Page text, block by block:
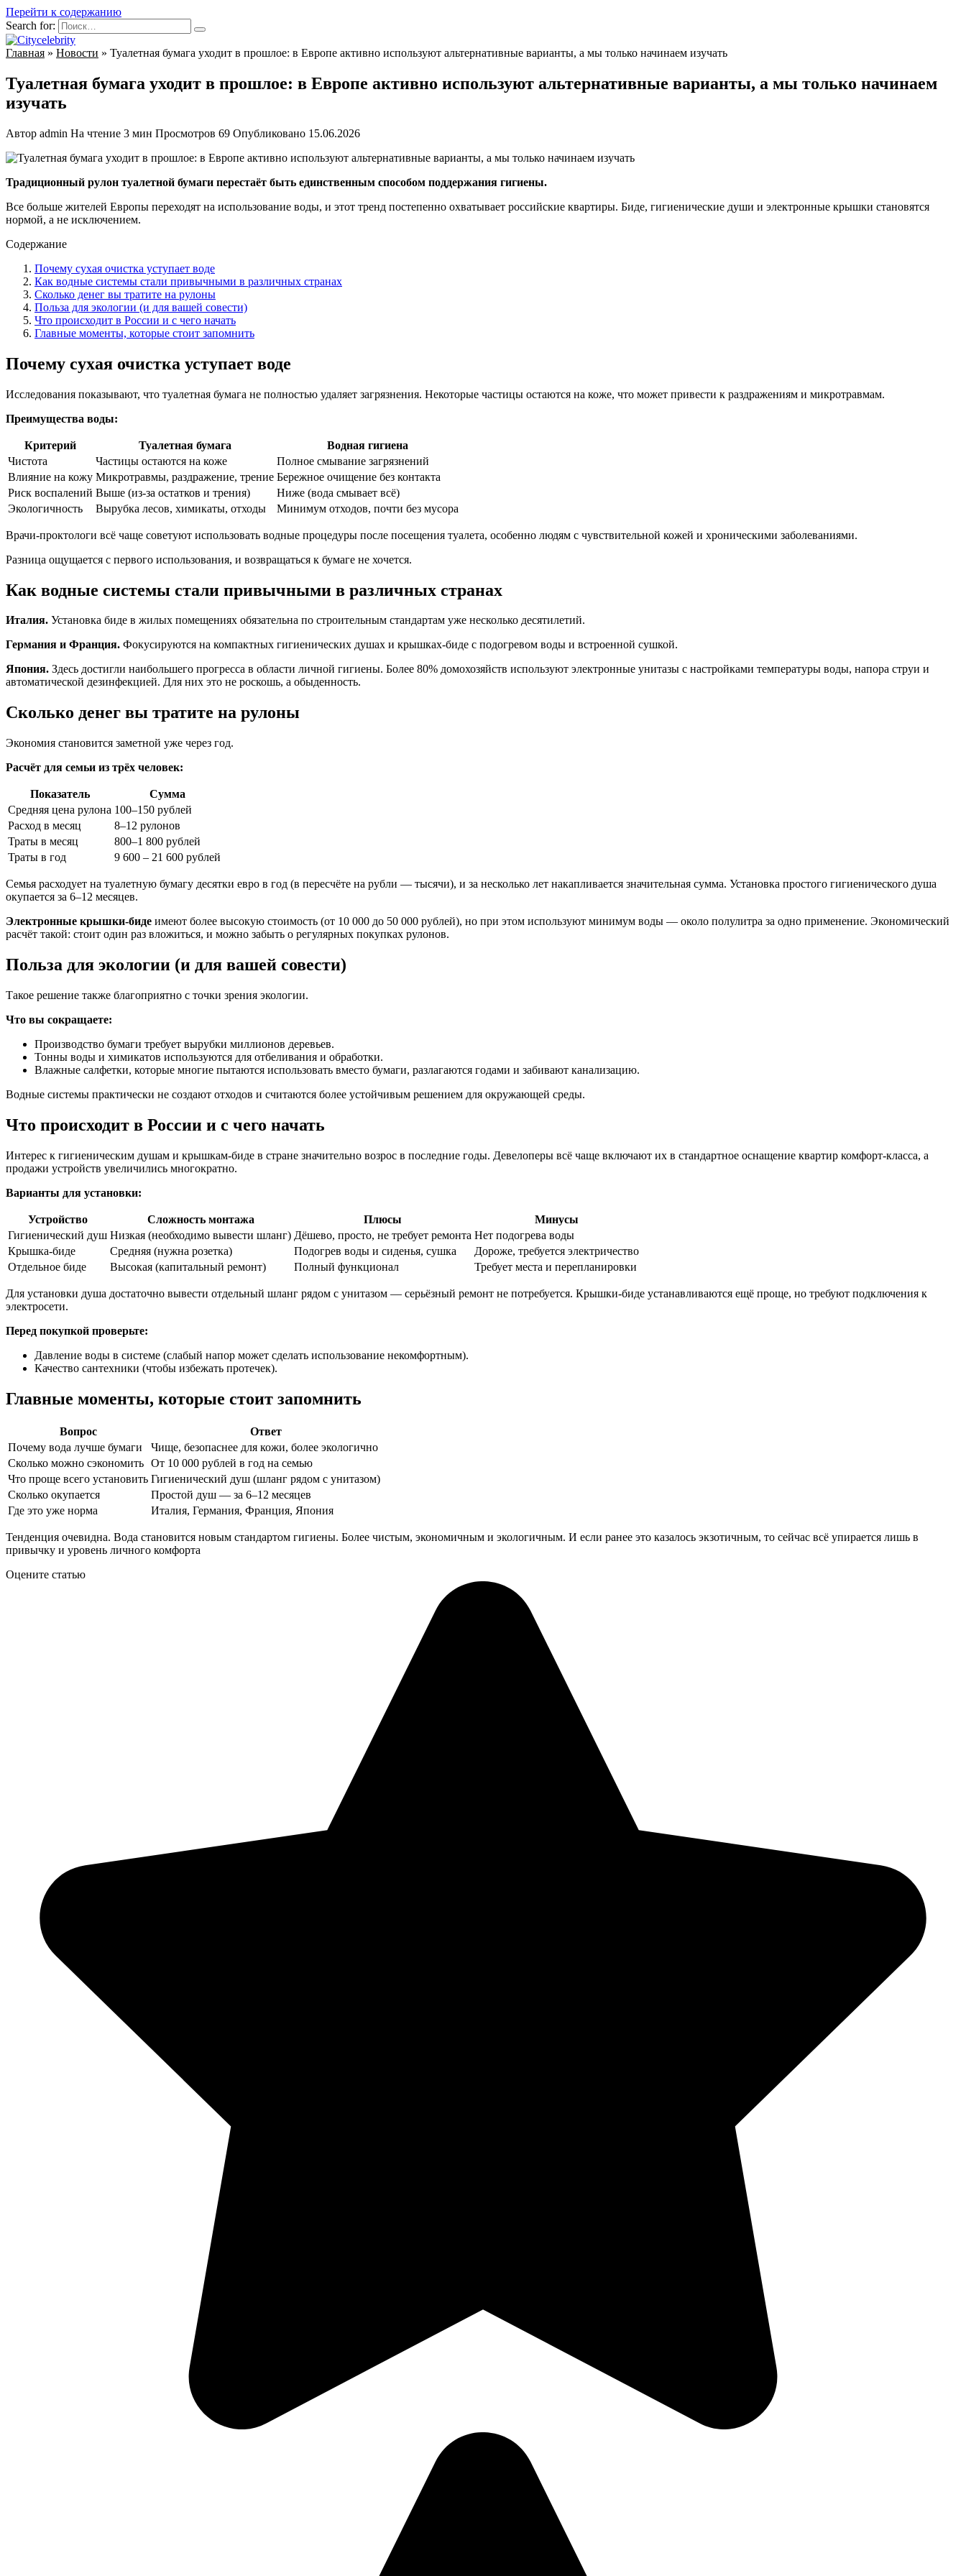
Перейти к содержанию
Search for:
Главная » Новости » Туалетная бумага уходит в прошлое: в Европе активно используют альтернативные варианты, а мы только начинаем изучать
Туалетная бумага уходит в прошлое: в Европе активно используют альтернативные варианты, а мы только начинаем
изучать
Автор admin На чтение 3 мин Просмотров 69 Опубликовано 15.06.2026
Традиционный рулон туалетной бумаги перестаёт быть единственным способом поддержания гигиены.
Все больше жителей Европы переходят на использование воды, и этот тренд постепенно охватывает российские квартиры. Биде, гигиенические души и электронные крышки становятся
нормой, а не исключением.
Содержание
Почему сухая очистка уступает воде
Как водные системы стали привычными в различных странах
Сколько денег вы тратите на рулоны
Польза для экологии (и для вашей совести)
Что происходит в России и с чего начать
Главные моменты, которые стоит запомнить
Почему сухая очистка уступает воде
Исследования показывают, что туалетная бумага не полностью удаляет загрязнения. Некоторые частицы остаются на коже, что может привести к раздражениям и микротравмам.
Преимущества воды:
Критерий Туалетная бумага
Водная гигиена
Чистота
Частицы остаются на коже
Полное смывание загрязнений
Влияние на кожу Микротравмы, раздражение, трение Бережное очищение без контакта
Риск воспалений Выше (из-за остатков и трения)
Ниже (вода смывает всё)
Экологичность
Вырубка лесов, химикаты, отходы Минимум отходов, почти без мусора
Врачи-проктологи всё чаще советуют использовать водные процедуры после посещения туалета, особенно людям с чувствительной кожей и хроническими заболеваниями.
Разница ощущается с первого использования, и возвращаться к бумаге не хочется.
Как водные системы стали привычными в различных странах
Италия. Установка биде в жилых помещениях обязательна по строительным стандартам уже несколько десятилетий.
Германия и Франция. Фокусируются на компактных гигиенических душах и крышках-биде с подогревом воды и встроенной сушкой.
Япония. Здесь достигли наибольшего прогресса в области личной гигиены. Более 80% домохозяйств используют электронные унитазы с настройками температуры воды, напора струи и
автоматической дезинфекцией. Для них это не роскошь, а обыденность.
Сколько денег вы тратите на рулоны
Экономия становится заметной уже через год.
Расчёт для семьи из трёх человек:
Показатель
Сумма
Средняя цена рулона 100–150 рублей
Расход в месяц
8–12 рулонов
Траты в месяц
800–1 800 рублей
Траты в год
9 600 – 21 600 рублей
Семья расходует на туалетную бумагу десятки евро в год (в пересчёте на рубли — тысячи), и за несколько лет накапливается значительная сумма. Установка простого гигиенического душа
окупается за 6–12 месяцев.
Электронные крышки-биде имеют более высокую стоимость (от 10 000 до 50 000 рублей), но при этом используют минимум воды — около полулитра за одно применение. Экономический
расчёт такой: стоит один раз вложиться, и можно забыть о регулярных покупках рулонов.
Польза для экологии (и для вашей совести)
Такое решение также благоприятно с точки зрения экологии.
Что вы сокращаете:
Производство бумаги требует вырубки миллионов деревьев.
Тонны воды и химикатов используются для отбеливания и обработки.
Влажные салфетки, которые многие пытаются использовать вместо бумаги, разлагаются годами и забивают канализацию.
Водные системы практически не создают отходов и считаются более устойчивым решением для окружающей среды.
Что происходит в России и с чего начать
Интерес к гигиеническим душам и крышкам-биде в стране значительно возрос в последние годы. Девелоперы всё чаще включают их в стандартное оснащение квартир комфорт-класса, а
продажи устройств увеличились многократно.
Варианты для установки:
Устройство Сложность монтажа Плюсы
Минусы
Гигиенический душ Низкая (необходимо вывести шланг) Дёшево, просто, не требует ремонта Нет подогрева воды
Крышка-биде
Средняя (нужна розетка) Подогрев воды и сиденья, сушка
Дороже, требуется электричество
Отдельное биде
Высокая (капитальный ремонт) Полный функционал Требует места и перепланировки
Для установки душа достаточно вывести отдельный шланг рядом с унитазом — серьёзный ремонт не потребуется. Крышки-биде устанавливаются ещё проще, но требуют подключения к
электросети.
Перед покупкой проверьте:
Давление воды в системе (слабый напор может сделать использование некомфортным).
Качество сантехники (чтобы избежать протечек).
Главные моменты, которые стоит запомнить
Вопрос
Ответ
Почему вода лучше бумаги
Чище, безопаснее для кожи, более экологично
Сколько можно сэкономить От 10 000 рублей в год на семью
Что проще всего установить Гигиенический душ (шланг рядом с унитазом)
Сколько окупается
Простой душ — за 6–12 месяцев
Где это уже норма
Италия, Германия, Франция, Япония
Тенденция очевидна. Вода становится новым стандартом гигиены. Более чистым, экономичным и экологичным. И если ранее это казалось экзотичным, то сейчас всё упирается лишь в
привычку и уровень личного комфорта
Оцените статью